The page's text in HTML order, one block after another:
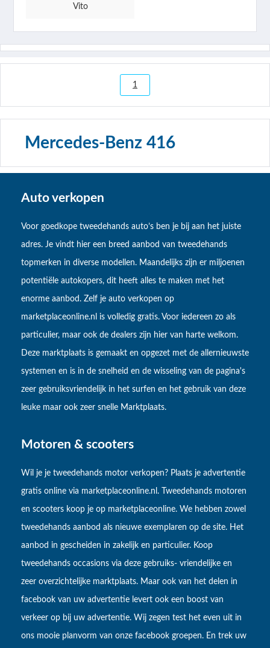
Vito
1
Mercedes-Benz 416
Auto verkopen
Voor goedkope tweedehands auto’s ben je bij aan het juiste
adres. Je vindt hier een breed aanbod van tweedehands
topmerken in diverse modellen. Maandelijks zijn er miljoenen
potentiële autokopers, dit heeft alles te maken met het
enorme aanbod. Zelf je auto verkopen op
marketplaceonline.nl is volledig gratis. Voor iedereen zo als
particulier, maar ook de dealers zijn hier van harte welkom.
Deze marktplaats is gemaakt en opgezet met de allernieuwste
systemen en is in de snelheid en de wisseling van de pagina's
zeer gebruiksvriendelijk in het surfen en het gebruik van deze
leuke maar ook zeer snelle Marktplaats.
Motoren & scooters
Wil je je tweedehands motor verkopen? Plaats je advertentie
gratis online via marketplaceonline.nl. Tweedehands motoren
en scooters koop je op marketplaceonline. We hebben zowel
tweedehands aanbod als nieuwe exemplaren op de site. Het
aanbod in gescheiden in zakelijk en particulier. Koop
tweedehands occasions via deze gebruiks- vriendelijke en
zeer overzichtelijke marktplaats. Maar ook van het delen in
facebook van uw advertentie levert ook een boost van
verkeer op bij uw advertentie. Wij zegen test het even uit in
ons mooie planvorm van onze facebook groepen. En trek uw